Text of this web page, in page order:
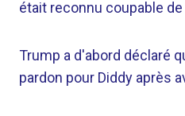
était reconnu coupable
Trump a d'abord déclaré
pardon pour Diddy après